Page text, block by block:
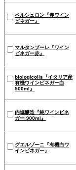
ペルシュロン『赤ワイン
ビネガー』
マルタンプーレ『ワイン
ビネガー赤』
biologicoils『イタリア産
有機ワインビネガー白
500ml』
内堀醸造『純ワインビネ
ガー 900ml』
グエルゾーニ『有機白ワ
インビネガー』